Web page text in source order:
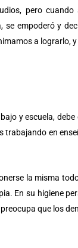
pero
se empoderó y
a lograrlo,
y escuela,
en
la misma
En su higiene
que los